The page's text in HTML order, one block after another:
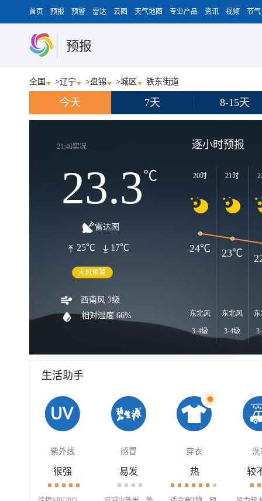
首页 预报 预警 雷达 云图 天气地图 专业产品 资讯 视频 节气
预报
全国 >辽宁 >盘锦 >城区 铁东街道
今天 7天 8-15天
21:40实况
23.3℃
雷达图
25℃ 17℃
大风预警
西南风 3级
相对湿度 66%
逐小时预报
20时
东北风
3-4级
21时
东北风
3-4级
24℃ 23℃
生活助手
紫外线 感冒 穿衣 洗
很强 易发 热 较